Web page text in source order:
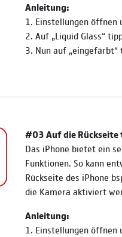
Anleitung:
1. Einstellungen öffnen
2. Auf „Liquid Glass“
3. Nun auf „eingefärbt“
#03 Auf die Rückseite
Das iPhone bietet ein
Funktionen. So kann
Rückseite des iPhone
die Kamera aktiviert
Anleitung:
1. Einstellungen öffnen